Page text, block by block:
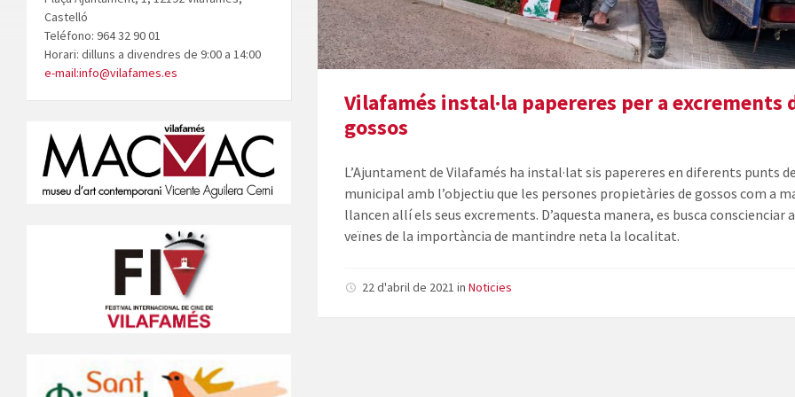
Vilafamés instal·la papereres per a excrements
gossos
L’Ajuntament de Vilafamés ha instal·lat sis papereres en diferents punts
municipal amb l’objectiu que les persones propietàries de gossos com a
llancen allí els seus excrements. D’aquesta manera, es busca conscienciar
veïnes de la importància de mantindre neta la localitat.
22 d'abril de 2021inNoticies
Castelló
Teléfono: 964 32 90 01
Horari: dilluns a divendres de 9:00 a 14:00
e-mail:info@vilafames.es